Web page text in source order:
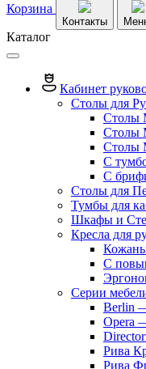
Корзина
Контакты
Каталог
Кабинет
Столы для
Столы
Столы
С
C
Столы для
Тумбы для
Шкафы и
Кресла для
С
Серии
Berlin
Opera
Рива
Рива